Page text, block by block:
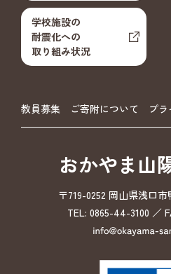
学校施設の
耐震化への
取り組み状況
教員募集 ご寄附について プ
おかやま山
〒719-0252 岡山県浅口
TEL: 0865-44-3100 ／